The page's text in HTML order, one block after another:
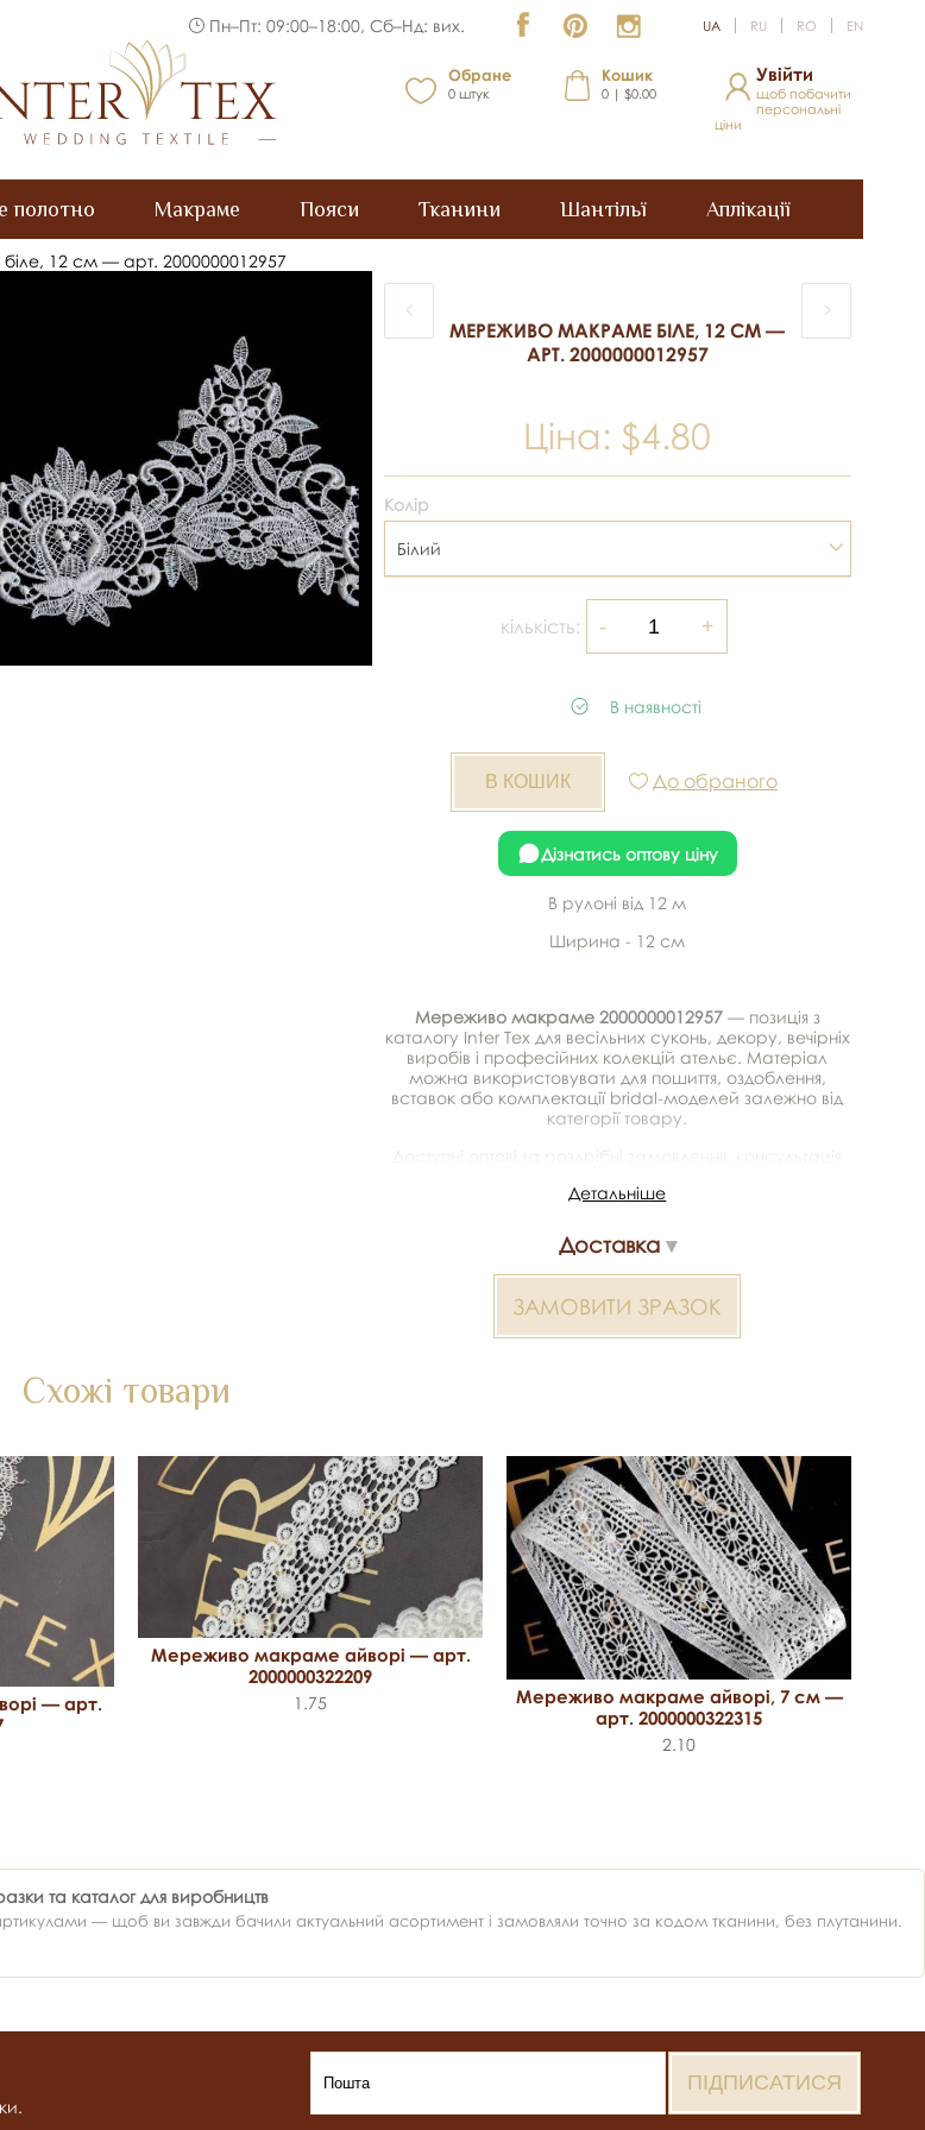
Пн–Пт: 09:00–18:00, Сб–Нд: вих. UA RU RO EN
Обране
0 штук
Кошик
0 | $0.00
Увійти
щоб побачити
персональні
ціни
полотно Макраме Пояси Тканини Шантільї Аплікації
12 см — арт. 2000000012957
МЕРЕЖИВО МАКРАМЕ БІЛЕ, 12 СМ —
АРТ. 2000000012957
Ціна: $4.80
Колір
Білий
кількість:
В наявності
До обраного
Дізнатись оптову ціну
В рулоні від 12 м
Ширина - 12 см
Мереживо макраме 2000000012957— позиція з
каталогу Inter Tex для весільних суконь, декору, вечірніх
виробів і професійних колекцій ательє. Матеріал
можна використовувати для пошиття, оздоблення,
вставок або комплектації bridal-моделей залежно від
категорії товару.
Доступні оптові та роздрібні замовлення, консультація
доставка. Артикул/SKU: 364827.
Мереживо макраме 2000000012957 — матеріал для
Детальніше
Доставка
ЗАМОВИТИ ЗРАЗОК
Схожі товари
— арт.
Мереживо макраме айворі — арт.
2000000322209
1.75
Мереживо макраме айворі, 7 см —
арт. 2000000322315
2.10
та каталог для виробництв
— щоб ви завжди бачили актуальний асортимент і замовляли точно за кодом тканини, без плутанини.